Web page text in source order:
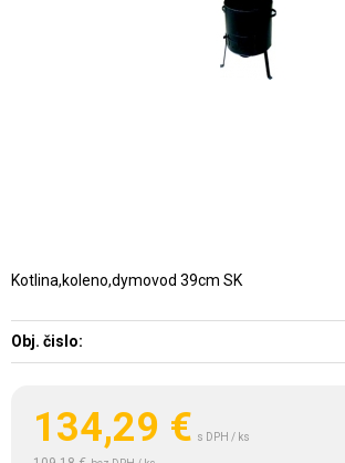
134,29 € s DPH / ks
Kotlina,koleno,dymovod 39cm SK
Obj. čislo: